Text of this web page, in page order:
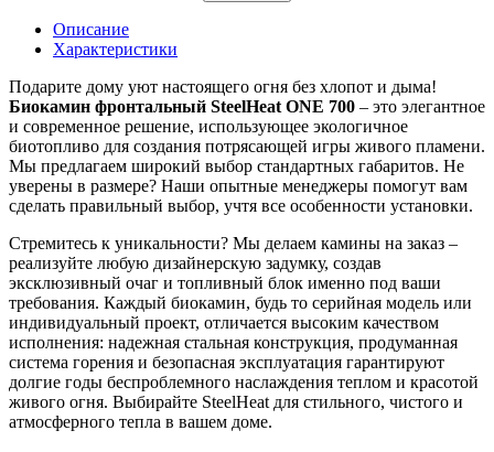
Описание
Характеристики
Подарите дому уют настоящего огня без хлопот и дыма!
Биокамин фронтальный SteelHeat ONE 700 – это элегантное
и современное решение, использующее экологичное
биотопливо для создания потрясающей игры живого пламени.
Мы предлагаем широкий выбор стандартных габаритов. Не
уверены в размере? Наши опытные менеджеры помогут вам
сделать правильный выбор, учтя все особенности установки.
Стремитесь к уникальности? Мы делаем камины на заказ –
реализуйте любую дизайнерскую задумку, создав
эксклюзивный очаг и топливный блок именно под ваши
требования. Каждый биокамин, будь то серийная модель или
индивидуальный проект, отличается высоким качеством
исполнения: надежная стальная конструкция, продуманная
система горения и безопасная эксплуатация гарантируют
долгие годы беспроблемного наслаждения теплом и красотой
живого огня. Выбирайте SteelHeat для стильного, чистого и
атмосферного тепла в вашем доме.